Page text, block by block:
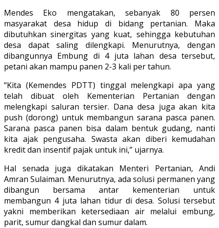
Mendes Eko mengatakan, sebanyak 80 persen
masyarakat desa hidup di bidang pertanian. Maka
dibutuhkan sinergitas yang kuat, sehingga kebutuhan
desa dapat saling dilengkapi. Menurutnya, dengan
dibangunnya Embung di 4 juta lahan desa tersebut,
petani akan mampu panen 2-3 kali per tahun.
“Kita (Kemendes PDTT) tinggal melengkapi apa yang
telah dibuat oleh Kementerian Pertanian dengan
melengkapi saluran tersier. Dana desa juga akan kita
push (dorong) untuk membangun sarana pasca panen.
Sarana pasca panen bisa dalam bentuk gudang, nanti
kita ajak pengusaha. Swasta akan diberi kemudahan
kredit dan insentif pajak untuk ini,” ujarnya.
Hal senada juga dikatakan Menteri Pertanian, Andi
Amran Sulaiman. Menurutnya, ada solusi permanen yang
dibangun bersama antar kementerian untuk
membangun 4 juta lahan tidur di desa. Solusi tersebut
yakni memberikan ketersediaan air melalui embung,
parit, sumur dangkal dan sumur dalam.